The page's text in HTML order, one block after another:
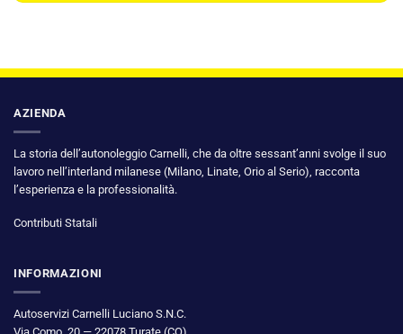
AZIENDA
La storia dell’autonoleggio Carnelli, che da oltre sessant’anni svolge il suo
lavoro nell’interland milanese (Milano, Linate, Orio al Serio), racconta
l’esperienza e la professionalità.
Contributi Statali
INFORMAZIONI
Autoservizi Carnelli Luciano S.N.C.